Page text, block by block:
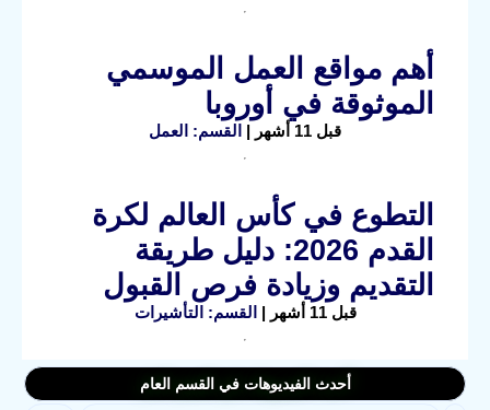
أهم مواقع العمل الموسمي
الموثوقة في أوروبا
قبل 11 أشهر | القسم: العمل
التطوع في كأس العالم لكرة
القدم 2026: دليل طريقة
التقديم وزيادة فرص القبول
قبل 11 أشهر | القسم: التأشيرات
أحدث الفيديوهات في القسم العام